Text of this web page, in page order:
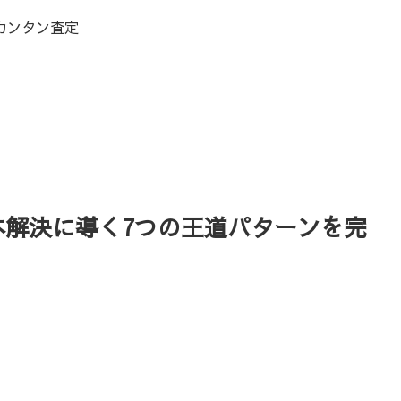
ンタン査定
決に導く7つの王道パターンを完